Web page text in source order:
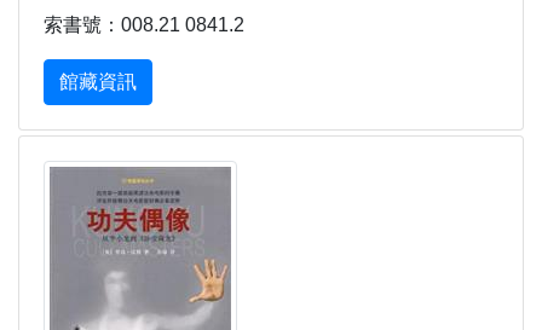
索書號：008.21 0841.2
館藏資訊